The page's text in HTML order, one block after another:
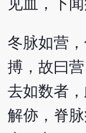
见血，下
冬脉如营
搏，故曰
去如数者
解㑊，脊